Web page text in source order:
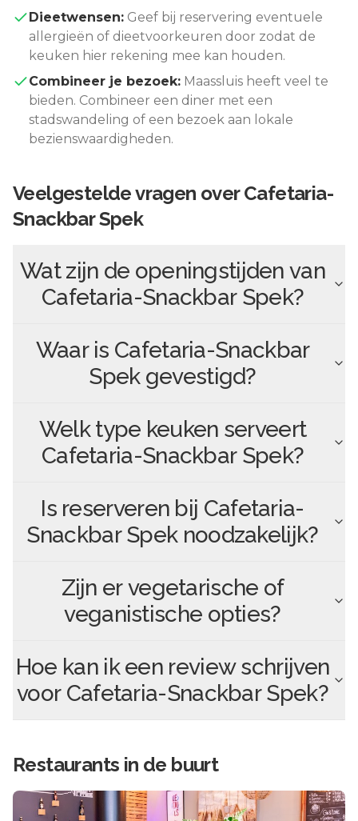
Dieetwensen: Geef bij reservering eventuele
allergieën of dieetvoorkeuren door zodat de
keuken hier rekening mee kan houden.
Combineer je bezoek: Maassluis heeft veel te
bieden. Combineer een diner met een
stadswandeling of een bezoek aan lokale
bezienswaardigheden.
Veelgestelde vragen overCafetaria-
Snackbar Spek
Wat zijn de openingstijden van
Cafetaria-Snackbar Spek?
Waar is Cafetaria-Snackbar
Spekgevestigd?
Welk type keuken serveert
Cafetaria-Snackbar Spek?
Is reserveren bij Cafetaria-
Snackbar Speknoodzakelijk?
Zijn er vegetarische of
veganistische opties?
Hoe kan ik een review schrijven
voor Cafetaria-Snackbar Spek?
Restaurants in de buurt